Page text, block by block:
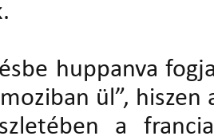
huppanva
ül”,
a